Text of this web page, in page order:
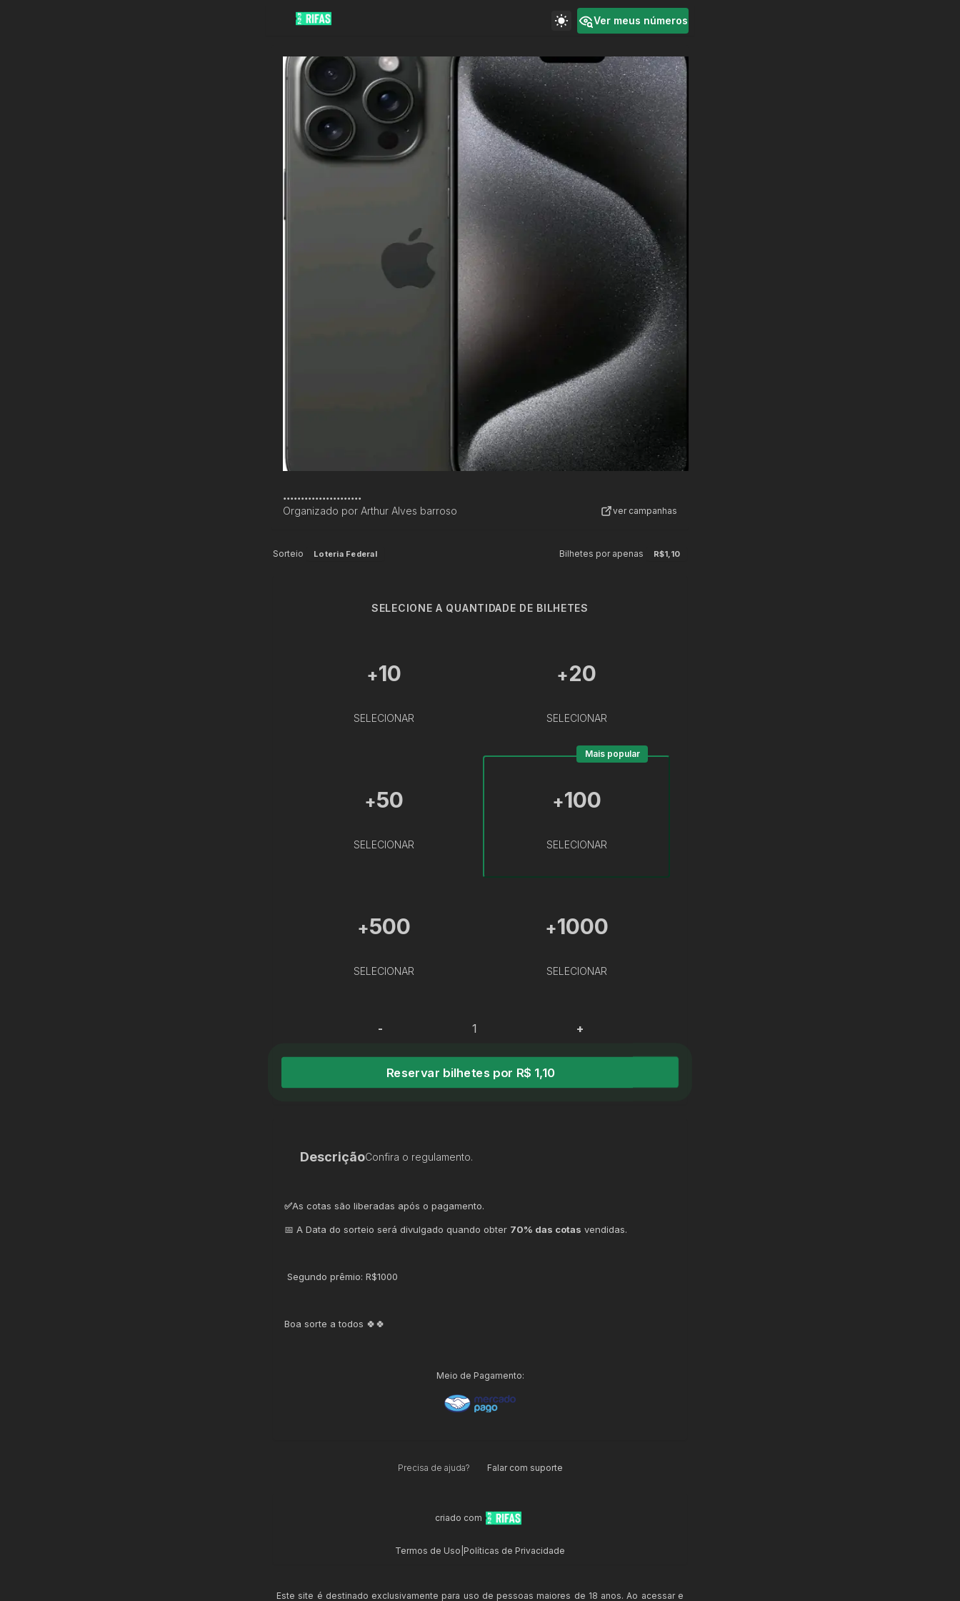
Ver meus números
......................
Organizado por Arthur Alves barroso ver campanhas
Sorteio Loteria Federal Bilhetes por apenas R$1,10
SELECIONE A QUANTIDADE DE BILHETES
+10
SELECIONAR
+20
SELECIONAR
+50
SELECIONAR
+100
SELECIONAR
Mais popular
+500
SELECIONAR
+1000
SELECIONAR
- +
Reservar bilhetes por R$ 1,10
DescriçãoConfira o regulamento.
✅As cotas são liberadas após o pagamento.
📅 A Data do sorteio será divulgado quando obter 70% das cotas vendidas.
Segundo prêmio: R$1000
Boa sorte a todos 🍀🍀
Meio de Pagamento:
Precisa de ajuda? Falar com suporte
criado com
Termos de Uso Políticas de Privacidade
Este site é destinado exclusivamente para uso de pessoas maiores de 18 anos. Ao acessar e